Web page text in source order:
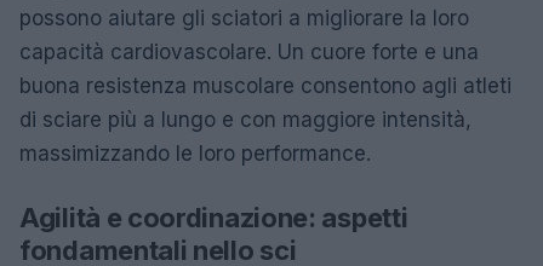
possono aiutare gli sciatori a migliorare la loro
capacità cardiovascolare. Un cuore forte e una
buona resistenza muscolare consentono agli atleti
di sciare più a lungo e con maggiore intensità,
massimizzando le loro performance.
Agilità e coordinazione: aspetti
fondamentali nello sci